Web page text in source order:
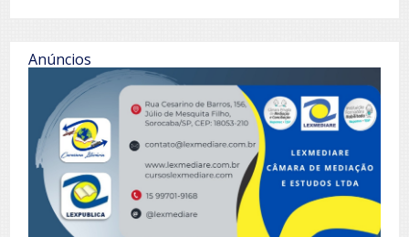
Anúncios